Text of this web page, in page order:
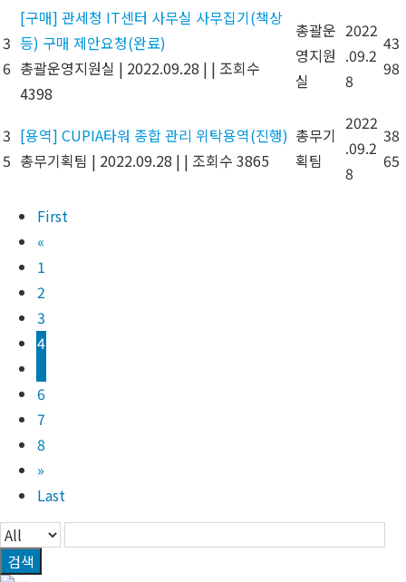
3
6
[구매] 관세청 IT센터 사무실 사무집기(책상
등) 구매 제안요청(완료)
총괄운영지원실 | 2022.09.28 | | 조회수
4398
총괄운
영지원
실
2022
.09.2
8
43
98
3
5
[용역] CUPIA타워 종합 관리 위탁용역(진행)
총무기획팀 | 2022.09.28 | | 조회수 3865
총무기
획팀
2022
.09.2
8
38
65
First
«
1
2
3
4
6
7
8
»
Last
검색